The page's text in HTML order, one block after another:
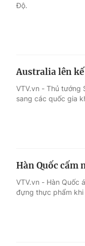
Độ.
Australia lên
VTV.vn - Thủ tướng
sang các quốc gia
Hàn Quốc cấm
VTV.vn - Hàn Quốc
đựng thực phẩm